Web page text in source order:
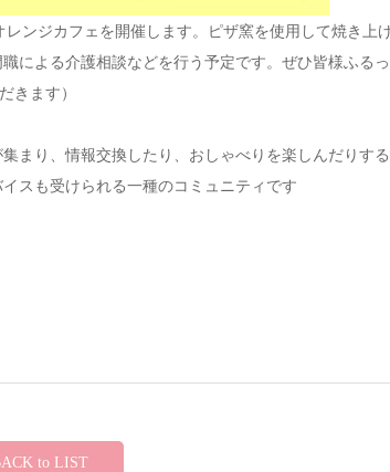
ンジカフェを開催します。ピザ窯を使用して焼き上
による介護相談などを行う予定です。ぜひ皆様ふる
きます）
まり、情報交換したり、おしゃべりを楽しんだりする
スも受けられる一種のコミュニティです
to LIST